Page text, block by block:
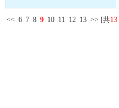
<< 6 7 8 9 10 11 12 13 >> [共13